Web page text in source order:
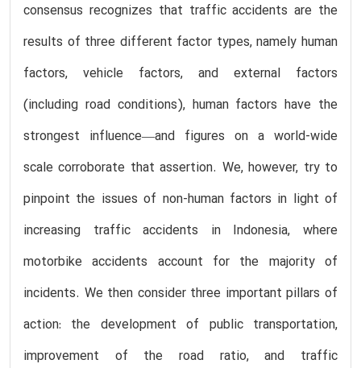
consensus recognizes that traffic accidents are the
results of three different factor types, namely human
factors, vehicle factors, and external factors
(including road conditions), human factors have the
strongest influence—and figures on a world-wide
scale corroborate that assertion. We, however, try to
pinpoint the issues of non-human factors in light of
increasing traffic accidents in Indonesia, where
motorbike accidents account for the majority of
incidents. We then consider three important pillars of
action: the development of public transportation,
improvement of the road ratio, and traffic